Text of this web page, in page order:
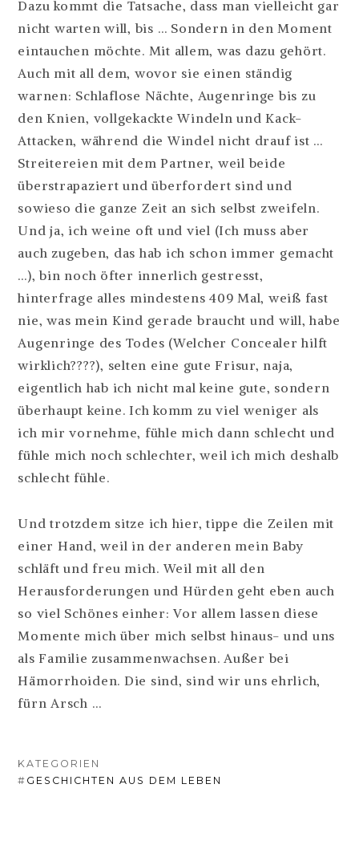
Dazu kommt die Tatsache, dass man vielleicht gar
nicht warten will, bis … Sondern in den Moment
eintauchen möchte. Mit allem, was dazu gehört.
Auch mit all dem, wovor sie einen ständig
warnen: Schlaflose Nächte, Augenringe bis zu
den Knien, vollgekackte Windeln und Kack-
Attacken, während die Windel nicht drauf ist …
Streitereien mit dem Partner, weil beide
überstrapaziert und überfordert sind und
sowieso die ganze Zeit an sich selbst zweifeln.
Und ja, ich weine oft und viel (Ich muss aber
auch zugeben, das hab ich schon immer gemacht
…), bin noch öfter innerlich gestresst,
hinterfrage alles mindestens 409 Mal, weiß fast
nie, was mein Kind gerade braucht und will, habe
Augenringe des Todes (Welcher Concealer hilft
wirklich????), selten eine gute Frisur, naja,
eigentlich hab ich nicht mal keine gute, sondern
überhaupt keine. Ich komm zu viel weniger als
ich mir vornehme, fühle mich dann schlecht und
fühle mich noch schlechter, weil ich mich deshalb
schlecht fühle.
Und trotzdem sitze ich hier, tippe die Zeilen mit
einer Hand, weil in der anderen mein Baby
schläft und freu mich. Weil mit all den
Herausforderungen und Hürden geht eben auch
so viel Schönes einher: Vor allem lassen diese
Momente mich über mich selbst hinaus- und uns
als Familie zusammenwachsen. Außer bei
Hämorrhoiden. Die sind, sind wir uns ehrlich,
fürn Arsch …
KATEGORIEN
# GESCHICHTEN AUS DEM LEBEN